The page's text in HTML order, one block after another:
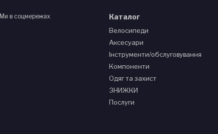
Ми в соцмережах Каталог
Велосипеди
Аксесуари
Інструменти/обслуговування
Компоненти
Одяг та захист
ЗНИЖКИ
Послуги